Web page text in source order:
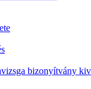
bizonyítvány